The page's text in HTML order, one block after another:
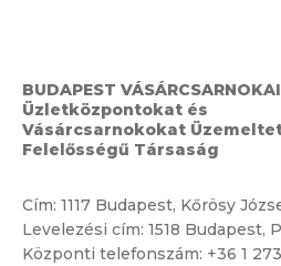
BUDAPEST
Üzletközpontokat és
Vásárcsarnokokat
Felelősségű Társaság
Cím: 1117 Budapest, Kőrösy
Levelezési cím: 1518 Budapest,
Központi telefonszám: +36 1